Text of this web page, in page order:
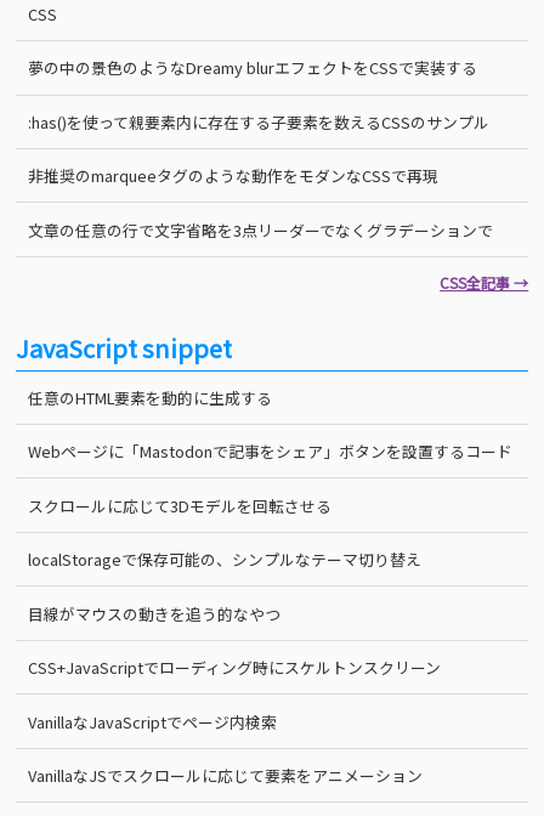
CSS
夢の中の景色のようなDreamy blurエフェクトをCSSで実装する
:has()を使って親要素内に存在する子要素を数えるCSSのサンプル
非推奨のmarqueeタグのような動作をモダンなCSSで再現
文章の任意の行で文字省略を3点リーダーでなくグラデーションで
CSS全記事 →
JavaScript snippet
任意のHTML要素を動的に生成する
Webページに「Mastodonで記事をシェア」ボタンを設置するコード
スクロールに応じて3Dモデルを回転させる
localStorageで保存可能の、シンプルなテーマ切り替え
目線がマウスの動きを追う的なやつ
CSS+JavaScriptでローディング時にスケルトンスクリーン
VanillaなJavaScriptでページ内検索
VanillaなJSでスクロールに応じて要素をアニメーション